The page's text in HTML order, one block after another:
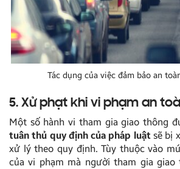
Tác dụng của việc đảm bảo an
5. Xử phạt khi vi phạm an
Một số hành vi tham gia giao thông
tuân thủ quy định của pháp luậtsẽ bị
xử lý theo quy định. Tùy thuộc vào
của vi phạm mà người tham gia